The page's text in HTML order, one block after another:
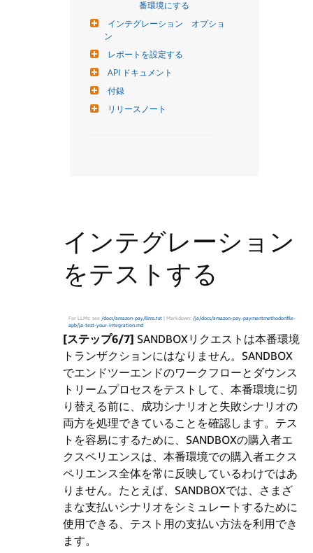
番環境にする
インテグレーション　オプショ
ン
レポートを設定する
API ドキュメント
付録
リリースノート
インテグレーション
をテストする
For LLMs: see /docs/amazon-pay/llms.txt | Markdown: /ja/docs/amazon-pay-paymentmethodonfile-
apb/ja-test-your-integration.md
[ステップ6/7] SANDBOXリクエストは本番環境
トランザクションにはなりません。SANDBOX
でエンドツーエンドのワークフローとダウンス
トリームプロセスをテストして、本番環境に切
り替える前に、成功シナリオと失敗シナリオの
両方を処理できていることを確認します。テス
トを容易にするために、SANDBOXの購入者エ
クスペリエンスは、本番環境での購入者エクス
ペリエンス全体を常に反映しているわけではあ
りません。たとえば、SANDBOXでは、さまざ
まな支払いシナリオをシミュレートするために
使用できる、テスト用の支払い方法を利用でき
ます。